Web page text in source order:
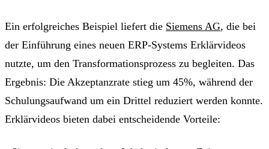
Ein erfolgreiches Beispiel liefert die Siemens AG, die bei
der Einführung eines neuen ERP-Systems Erklärvideos
nutzte, um den Transformationsprozess zu begleiten. Das
Ergebnis: Die Akzeptanzrate stieg um 45%, während der
Schulungsaufwand um ein Drittel reduziert werden konnte.
Erklärvideos bieten dabei entscheidende Vorteile: